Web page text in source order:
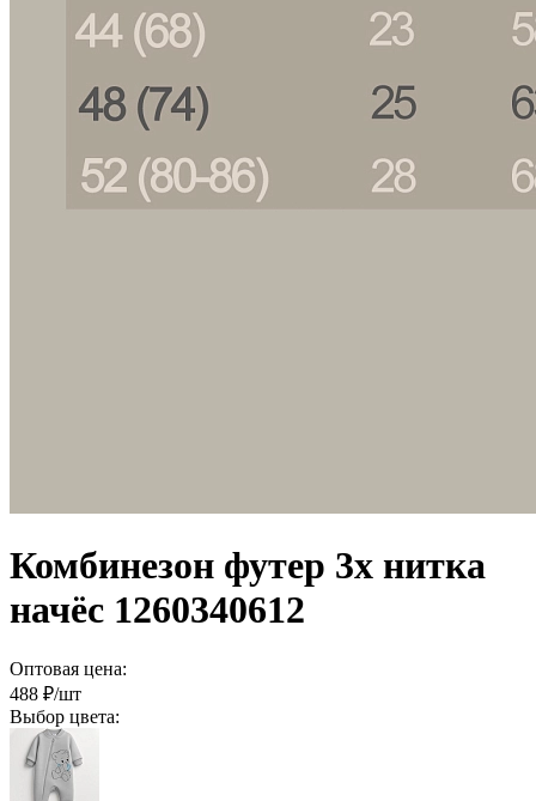
Комбинезон футер 3х нитка
начёс 1260340612
Оптовая цена:
488 ₽/шт
Выбор цвета: